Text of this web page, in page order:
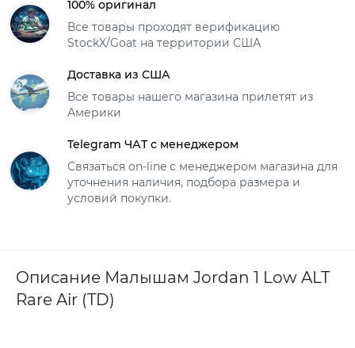
100% оригинал
Все товары проходят верификацию
StockX/Goat на территории США
Доставка из США
Все товары нашего магазина прилетят из
Америки
Telegram ЧАТ с менеджером
Связаться on-line с менеджером магазина для
уточнения наличия, подбора размера и
условий покупки.
Описание Малышам Jordan 1 Low ALT
Rare Air (TD)